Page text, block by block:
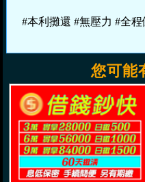
#本利攤還 #無壓力 #全
您可能